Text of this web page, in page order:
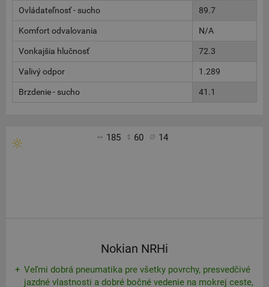
Ovládateľnosť - sucho 89.7
Komfort odvalovania N/A
Vonkajšia hlučnosť 72.3
Valivý odpor 1.289
Brzdenie - sucho 41.1
185 60 14
Nokian NRHi
Veľmi dobrá pneumatika pre všetky povrchy, presvedčivé
jazdné vlastnosti a dobré bočné vedenie na mokrej ceste,